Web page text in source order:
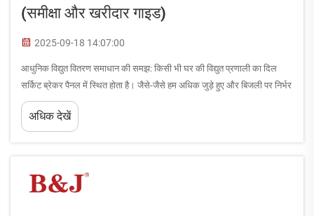
(समीक्षा और खरीदार गाइड)
2025-09-18 14:07:00
आधुनिक विद्युत वितरण समाधान की समझ: किसी भी घर की विद्युत प्रणाली का दिल
सर्किट ब्रेकर पैनल में स्थित होता है। जैसे-जैसे हम अधिक जुड़े हुए और बिजली पर निर्भर
घरों की ओर बढ़ रहे हैं, सही सर्किट ब्रेकर पैनल चुनना...
अधिक देखें